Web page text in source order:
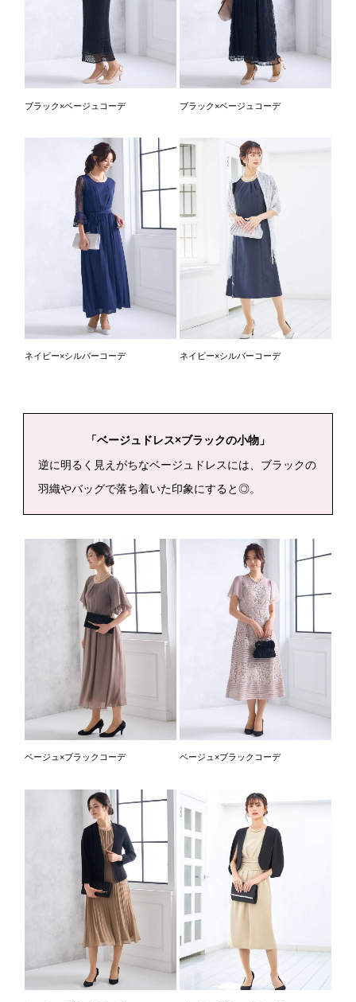
ブラック×ベージュコーデ ブラック×ベージュコーデ
ネイビー×シルバーコーデ ネイビー×シルバーコーデ
「ベージュドレス×ブラックの小物」
逆に明るく見えがちなベージュドレスには、ブラックの
羽織やバッグで落ち着いた印象にすると◎。
ベージュ×ブラックコーデ ベージュ×ブラックコーデ